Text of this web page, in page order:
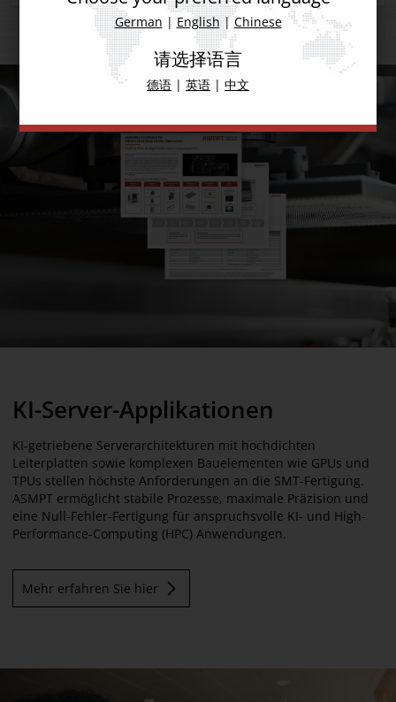
KI-Server-Applikationen
KI-getriebene Serverarchitekturen mit hochdichten
Leiterplatten sowie komplexen Bauelementen wie GPUs und
TPUs stellen höchste Anforderungen an die SMT-Fertigung.
ASMPT ermöglicht stabile Prozesse, maximale Präzision und
eine Null-Fehler-Fertigung für anspruchsvolle KI- und High-
Performance-Computing (HPC) Anwendungen.
Mehr erfahren Sie hier
German | English| Chinese
请选择语言
德语 | 英语 | 中文